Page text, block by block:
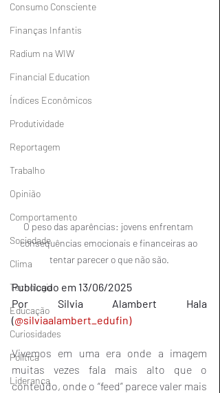
Consumo Consciente
Finanças Infantis
Radium na WIW
Financial Education
Índices Econômicos
Produtividade
Reportagem
Trabalho
Opinião
Comportamento
Sociedade
Clima
Tecnologia
Educação
Curiosidades
Política
Liderança
O peso das aparências: jovens enfrentam
consequências emocionais e financeiras ao
tentar parecer o que não são.
Publicado em 13/06/2025
Por Silvia Alambert Hala
(@silviaalambert_edufin)
Vivemos em uma era onde a imagem
muitas vezes fala mais alto que o
conteúdo, onde o “feed” parece valer mais